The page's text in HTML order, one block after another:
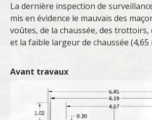
La dernière inspection de
mis en évidence le mauvais des
voûtes, de la chaussée, des trottoirs,
et la faible largeur de chaussée (4,65
Avant travaux